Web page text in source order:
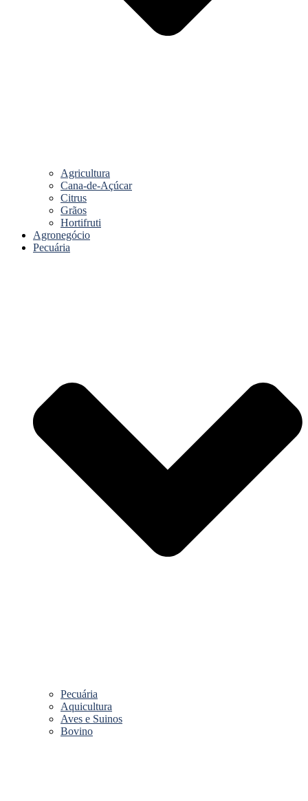
Agricultura
Cana-de-Açúcar
Citrus
Grãos
Hortifruti
Agronegócio
Pecuária
Pecuária
Aquicultura
Aves e Suinos
Bovino